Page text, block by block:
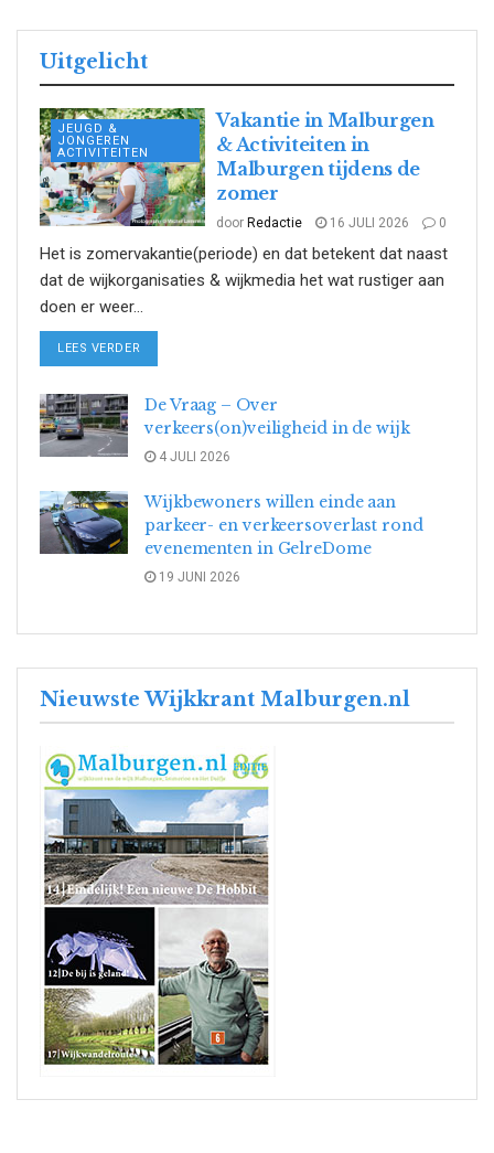
Uitgelicht
JEUGD &
JONGEREN
ACTIVITEITEN
Vakantie in Malburgen
& Activiteiten in
Malburgen tijdens de
zomer
door Redactie 16 JULI 2026 0
Het is zomervakantie(periode) en dat betekent dat naast
dat de wijkorganisaties & wijkmedia het wat rustiger aan
doen er weer...
LEES VERDER
De Vraag – Over
verkeers(on)veiligheid in de wijk
4 JULI 2026
Wijkbewoners willen einde aan
parkeer- en verkeersoverlast rond
evenementen in GelreDome
19 JUNI 2026
Nieuwste Wijkkrant Malburgen.nl